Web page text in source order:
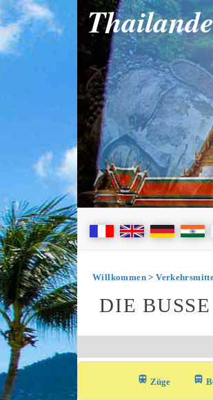
Willkommen>
DIE
train Züge directions_bus_filled